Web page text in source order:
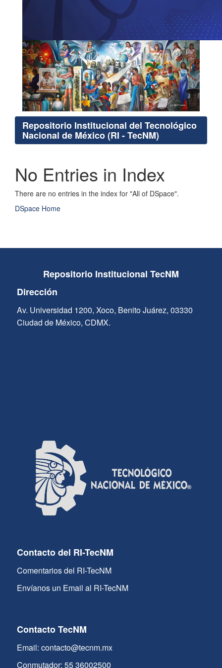
Repositorio Institucional del Tecnológico
Nacional de México (RI - TecNM)
No Entries in Index
There are no entries in the index for "All of DSpace".
DSpace Home
Repositorio Institucional TecNM
Dirección
Av. Universidad 1200, Xoco, Benito Juárez, 03330
Ciudad de México, CDMX.
Contacto del RI-TecNM
Comentarios del RI-TecNM
Envíanos un Email al RI-TecNM
Contacto TecNM
Email: contacto@tecnm.mx
Conmutador: 55 36002500